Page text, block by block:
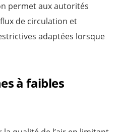
permet aux autorités
de circulation et
adaptées lorsque
à faibles